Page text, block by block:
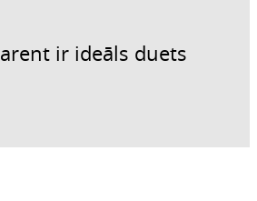
ir ideāls duets